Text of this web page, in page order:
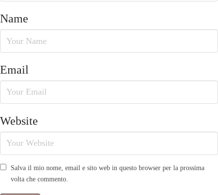
Name
Email
Website
Salva il mio nome, email e sito web in questo browser per la prossima
volta che commento.